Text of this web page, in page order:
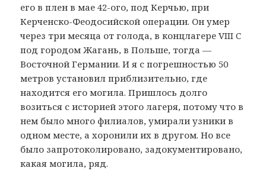
его в плен в мае 42-ого, под Керчью, при
Керченско-Феодосийской операции. Он умер
через три месяца от голода, в концлагере VIII C
под городом Жагань, в Польше, тогда —
Восточной Германии. И я с погрешностью 50
метров установил приблизительно, где
находится его могила. Пришлось долго
возиться с историей этого лагеря, потому что в
нем было много филиалов, умирали узники в
одном месте, а хоронили их в другом. Но все
было запротоколировано, задокументировано,
какая могила, ряд.